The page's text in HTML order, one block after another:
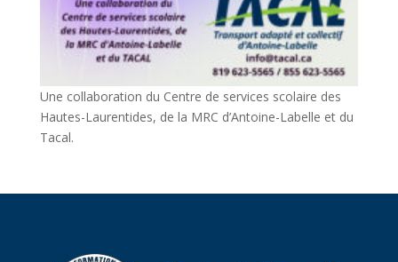
Une collaboration du Centre de services scolaire des
Hautes-Laurentides, de la MRC d’Antoine-Labelle et du
Tacal.